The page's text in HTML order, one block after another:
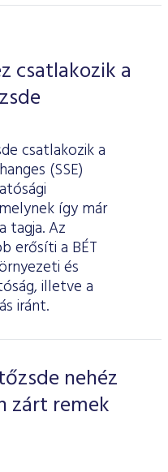
csatlakozik a
csatlakozik a
(SSE)
így már
tagja. Az
erősíti a BÉT
és
illetve a
iránt.
nehéz
zárt remek